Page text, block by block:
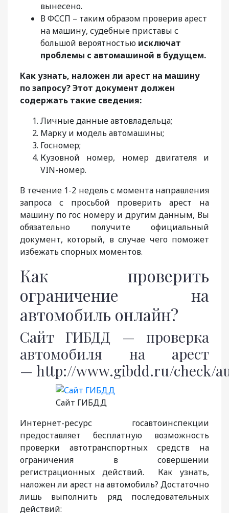
вынесено.
В ФССП – таким образом проверив арест
на машину, судебные приставы с
большой вероятностью исключат
проблемы с автомашиной в будущем.
Как узнать, наложен ли арест на машину
по запросу? Этот документ должен
содержать такие сведения:
Личные данные автовладельца;
Марку и модель автомашины;
Госномер;
Кузовной номер, номер двигателя и
VIN-номер.
В течение 1-2 недель с момента направления
запроса с просьбой проверить арест на
машину по гос номеру и другим данным, Вы
обязательно получите официальный
документ, который, в случае чего поможет
избежать спорных моментов.
Как проверить
ограничение на
автомобиль онлайн?
Сайт ГИБДД — проверка
автомобиля на арест
— http://www.gibdd.ru/check/
Сайт ГИБДД
Интернет-ресурс госавтоинспекции
предоставляет бесплатную возможность
проверки автотранспортных средств на
ограничения в совершении
регистрационных действий. Как узнать,
наложен ли арест на автомобиль? Достаточно
лишь выполнить ряд последовательных
действий: